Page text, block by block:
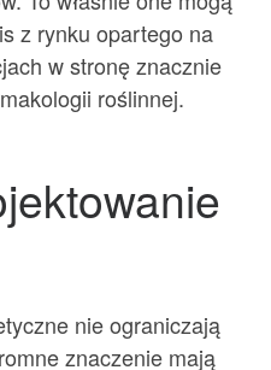
z rynku opartego na
w stronę znacznie
roślinnej.
nie ograniczają
znaczenie mają